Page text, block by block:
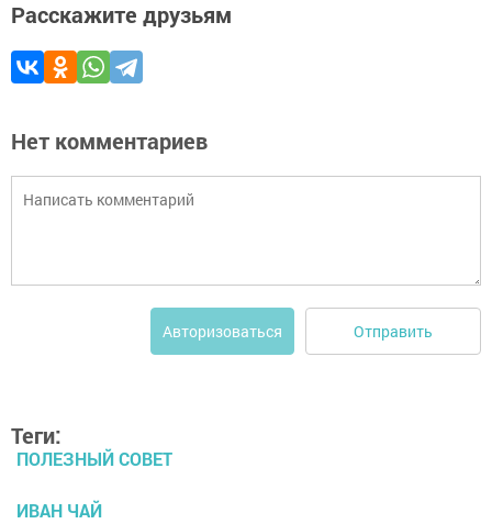
Расскажите друзьям
Нет комментариев
Авторизоваться Отправить
Теги:
ПОЛЕЗНЫЙ СОВЕТ
ИВАН ЧАЙ